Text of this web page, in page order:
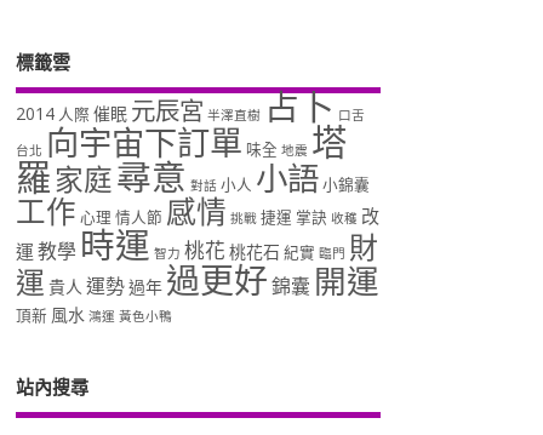
標籤雲
2014 人際 催眠 元辰宮 半澤直樹 占卜 口舌
台北 向宇宙下訂單 味全 地震 塔
羅家庭尋意 對話 小人 小語 小錦囊
工作 心理 情人節 感情 挑戰 捷運 掌訣 收穫 改
運 教學 時運 智力 桃花 桃花石 紀實 臨門 財
運 貴人 運勢過年 過更好錦囊 開運
頂新 風水 鴻運 黃色小鴨
站內搜尋